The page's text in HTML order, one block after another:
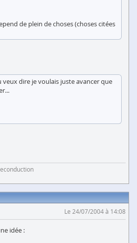
de plein de choses (choses citées
veux dire je voulais juste avancer que
Le 24/07/2004 à 14:08
idée :